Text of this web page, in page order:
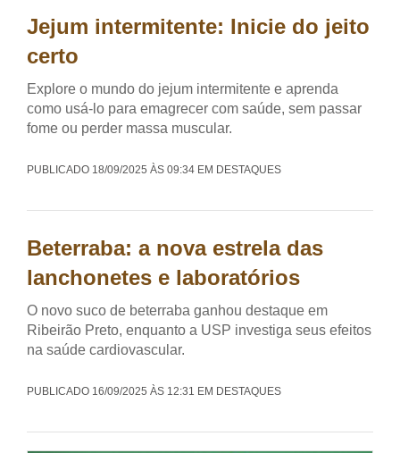
Jejum intermitente: Inicie do jeito
certo
Explore o mundo do jejum intermitente e aprenda
como usá-lo para emagrecer com saúde, sem passar
fome ou perder massa muscular.
PUBLICADO 18/09/2025 ÀS 09:34 EM DESTAQUES
Beterraba: a nova estrela das
lanchonetes e laboratórios
O novo suco de beterraba ganhou destaque em
Ribeirão Preto, enquanto a USP investiga seus efeitos
na saúde cardiovascular.
PUBLICADO 16/09/2025 ÀS 12:31 EM DESTAQUES